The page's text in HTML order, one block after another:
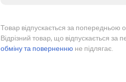
Товар відпускається за попередньою
Відрізний товар, що відпускається за
обміну та поверненню не підлягає.